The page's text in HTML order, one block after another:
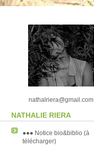
nathalriera@gmail.com
NATHALIE RIERA
●●● Notice bio&biblio (à
télécharger)